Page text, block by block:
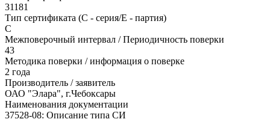
31181
Тип сертификата (C - серия/E - партия)
С
Межповерочный интервал / Периодичность поверки
43
Методика поверки / информация о поверке
2 года
Производитель / заявитель
ОАО "Элара", г.Чебоксары
Наименования документации
37528-08: Описание типа СИ